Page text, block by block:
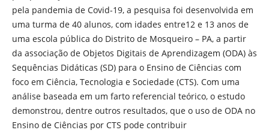
pela pandemia de Covid-19, a pesquisa foi desenvolvida em
uma turma de 40 alunos, com idades entre12 e 13 anos de
uma escola pública do Distrito de Mosqueiro – PA, a partir
da associação de Objetos Digitais de Aprendizagem (ODA) às
Sequências Didáticas (SD) para o Ensino de Ciências com
foco em Ciência, Tecnologia e Sociedade (CTS). Com uma
análise baseada em um farto referencial teórico, o estudo
demonstrou, dentre outros resultados, que o uso de ODA no
Ensino de Ciências por CTS pode contribuir